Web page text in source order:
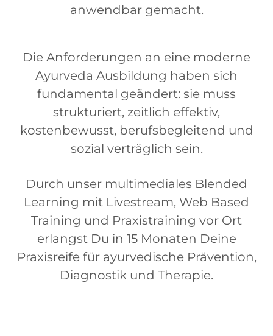
anwendbar gemacht.
Die Anforderungen an eine moderne
Ayurveda Ausbildung haben sich
fundamental geändert: sie muss
strukturiert, zeitlich effektiv,
kostenbewusst, berufsbegleitend und
sozial verträglich sein.
Durch unser multimediales Blended
Learning mit Livestream, Web Based
Training und Praxistraining vor Ort
erlangst Du in 15 Monaten Deine
Praxisreife für ayurvedische Prävention,
Diagnostik und Therapie.